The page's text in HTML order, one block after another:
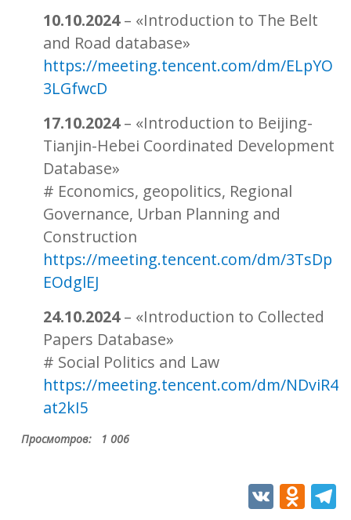
10.10.2024– «Introduction to The Belt
and Road database»
https://meeting.tencent.com/dm/ELpYO
3LGfwcD
17.10.2024– «Introduction to Beijing-
Tianjin-Hebei Coordinated Development
Database»
# Economics, geopolitics, Regional
Governance, Urban Planning and
Construction
https://meeting.tencent.com/dm/3TsDp
EOdglEJ
24.10.2024– «Introduction to Collected
Papers Database»
# Social Politics and Law
https://meeting.tencent.com/dm/NDviR4
at2kI5
Просмотров: 1 006
V O